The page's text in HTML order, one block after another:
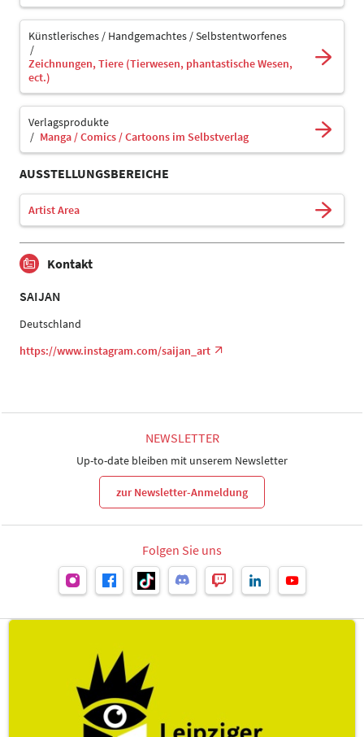
Künstlerisches / Handgemachtes / Selbstentworfenes
Zeichnungen, Tiere (Tierwesen, phantastische Wesen,
ect.)
Verlagsprodukte
Manga / Comics / Cartoons im Selbstverlag
AUSSTELLUNGSBEREICHE
Artist Area
Kontakt
SAIJAN
Deutschland
https://www.instagram.com/saijan_art
NEWSLETTER
Up-to-date bleiben mit unserem Newsletter
zur Newsletter-Anmeldung
Folgen Sie uns